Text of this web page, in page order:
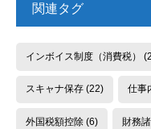
関連タグ
インボイス制度（消費税）
スキャナ保存(22) 仕事
外国税額控除(6) 財務